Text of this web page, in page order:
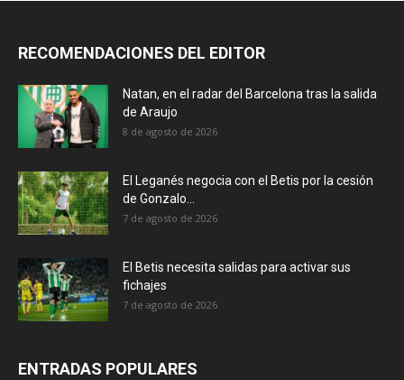
RECOMENDACIONES DEL EDITOR
Natan, en el radar del Barcelona tras la salida
de Araujo
8 de agosto de 2026
El Leganés negocia con el Betis por la cesión
de Gonzalo...
7 de agosto de 2026
El Betis necesita salidas para activar sus
fichajes
7 de agosto de 2026
ENTRADAS POPULARES